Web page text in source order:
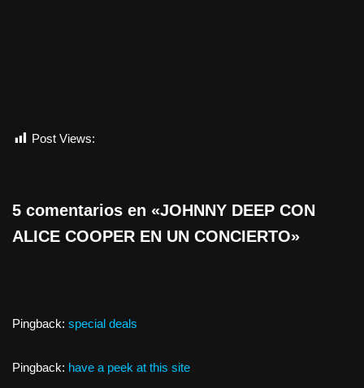
Post Views:
5 comentarios en «JOHNNY DEEP CON
ALICE COOPER EN UN CONCIERTO»
Pingback: special deals
Pingback: have a peek at this site